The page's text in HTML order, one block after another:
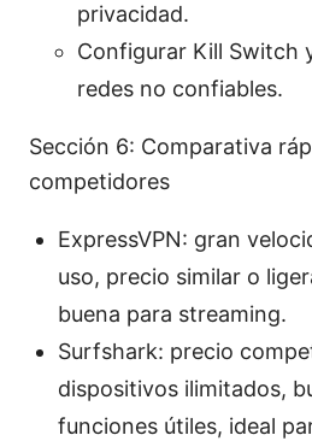
privacidad.
Configurar Kill Switch
redes no confiables.
Sección 6: Comparativa
competidores
ExpressVPN: gran
uso, precio similar o
buena para streaming.
Surfshark: precio
dispositivos ilimitados,
funciones útiles, ideal